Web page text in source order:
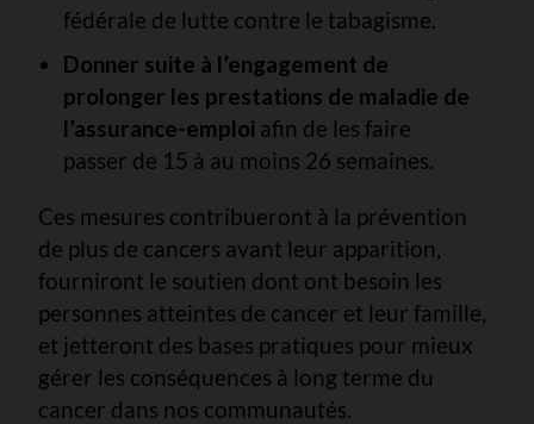
fédérale de lutte contre le tabagisme.
Donner suite à l’engagement de
prolonger les prestations de maladie de
l’assurance-emploi afin de les faire
passer de 15 à au moins 26 semaines.
Ces mesures contribueront à la prévention
de plus de cancers avant leur apparition,
fourniront le soutien dont ont besoin les
personnes atteintes de cancer et leur famille,
et jetteront des bases pratiques pour mieux
gérer les conséquences à long terme du
cancer dans nos communautés.